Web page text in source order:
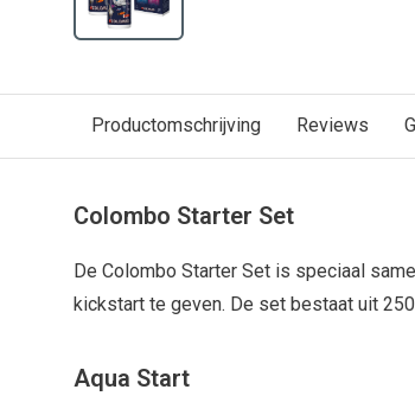
Productomschrijving Reviews
Colombo Starter Set
De Colombo Starter Set is speciaal
kickstart te geven. De set bestaat uit
Aqua Start